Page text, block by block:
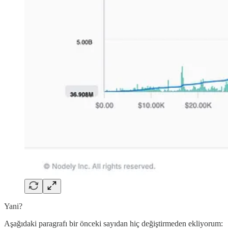
Yani?
Aşağıdaki paragrafı bir önceki sayıdan hiç değiştirmeden ekliyorum: